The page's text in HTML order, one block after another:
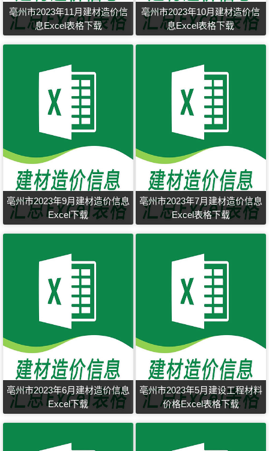
亳州市2023年11月建材造价信
息Excel表格下载
亳州市2023年10月建材造价信
息Excel表格下载
亳州市2023年9月建材造价信息
Excel下载
亳州市2023年7月建材造价信息
Excel表格下载
亳州市2023年6月建材造价信息
Excel下载
亳州市2023年5月建设工程材料
价格Excel表格下载